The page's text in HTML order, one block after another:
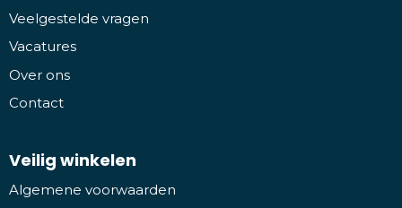
Veelgestelde vragen
Vacatures
Over ons
Contact
Veilig winkelen
Algemene voorwaarden